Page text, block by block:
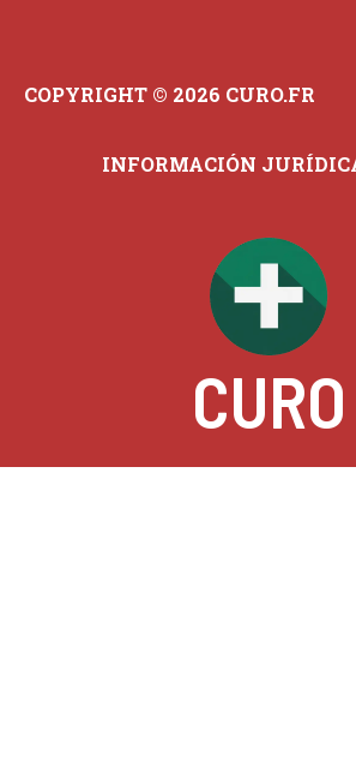
COPYRIGHT © 2026 CURO.FR
INFORMACIÓN
CURO